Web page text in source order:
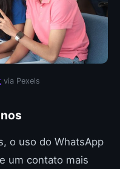
via Pexels
o uso do WhatsApp
um contato mais